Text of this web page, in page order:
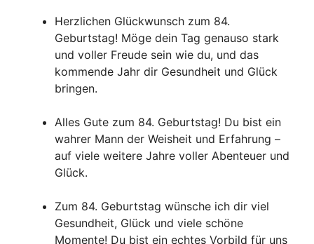
Herzlichen Glückwunsch zum 84.
Geburtstag! Möge dein Tag genauso stark
und voller Freude sein wie du, und das
kommende Jahr dir Gesundheit und Glück
bringen.
Alles Gute zum 84. Geburtstag! Du bist ein
wahrer Mann der Weisheit und Erfahrung –
auf viele weitere Jahre voller Abenteuer und
Glück.
Zum 84. Geburtstag wünsche ich dir viel
Gesundheit, Glück und viele schöne
Momente! Du bist ein echtes Vorbild für uns